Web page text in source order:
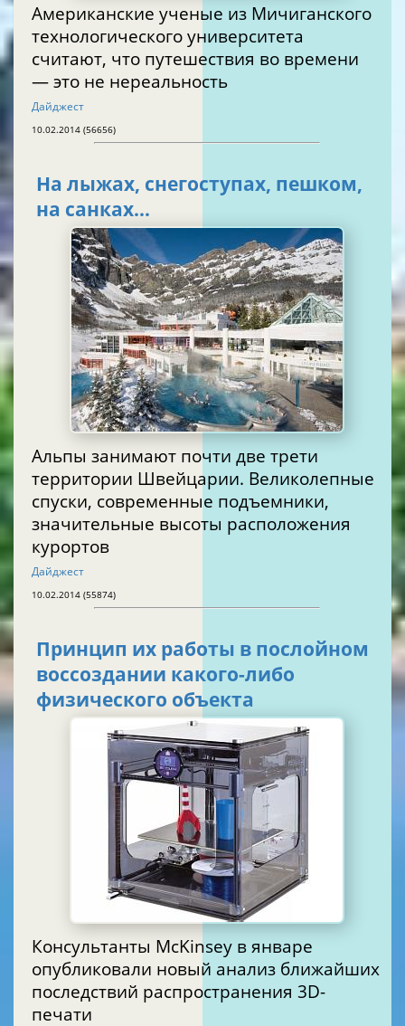
Американские ученые из Мичиганского
технологического университета
считают, что путешествия во времени
— это не нереальность
Дайджест
10.02.2014 (56656)
На лыжах, снегоступах, пешком,
на санках…
Альпы занимают почти две трети
территории Швейцарии. Великолепные
спуски, современные подъемники,
значительные высоты расположения
курортов
Дайджест
10.02.2014 (55874)
Принцип их работы в послойном
воссоздании какого-либо
физического объекта
Консультанты McKinsey в январе
опубликовали новый анализ ближайших
последствий распространения 3D-
печати